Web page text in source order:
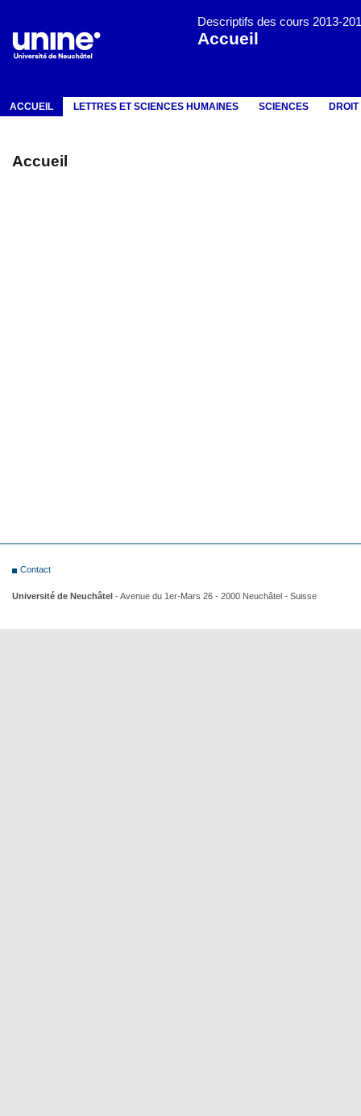
Descriptifs des cours 2013-
Accueil
ACCUEIL LETTRES ET SCIENCES HUMAINES SCIENCES DROIT
Accueil
Contact
Université de Neuchâtel - Avenue du 1er-Mars 26 - 2000 Neuchâtel - Suisse